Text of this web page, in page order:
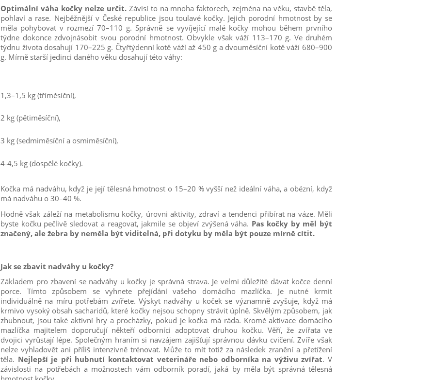
Optimální váha kočky nelze určit.Závisí to na mnoha faktorech, zejména na věku, stavbě těla,
pohlaví a rase. Nejběžnější v České republice jsou toulavé kočky. Jejich porodní hmotnost by se
měla pohybovat v rozmezí 70–110 g. Správně se vyvíjející malé kočky mohou během prvního
týdne dokonce zdvojnásobit svou porodní hmotnost. Obvykle však váží 113–170 g. Ve druhém
týdnu života dosahují 170–225 g. Čtyřtýdenní kotě váží až 450 g a dvouměsíční kotě váží 680–900
g. Mírně starší jedinci daného věku dosahují této váhy:
1,3–1,5 kg (tříměsíční),
2 kg (pětiměsíční),
3 kg (sedmiměsíční a osmiměsíční),
4-4,5 kg (dospělé kočky).
Kočka má nadváhu, když je její tělesná hmotnost o 15–20 % vyšší než ideální váha, a obézní, když
má nadváhu o 30–40 %.
Hodně však záleží na metabolismu kočky, úrovni aktivity, zdraví a tendenci přibírat na váze. Měli
byste kočku pečlivě sledovat a reagovat, jakmile se objeví zvýšená váha. Pas kočky by měl být
značený, ale žebra by neměla být viditelná, při dotyku by měla být pouze mírně cítit.
Jak se zbavit nadváhy u kočky?
Základem pro zbavení se nadváhy u kočky je správná strava. Je velmi důležité dávat kočce denní
porce. Tímto způsobem se vyhnete přejídání vašeho domácího mazlíčka. Je nutné krmit
individuálně na míru potřebám zvířete. Výskyt nadváhy u koček se významně zvyšuje, když má
krmivo vysoký obsah sacharidů, které kočky nejsou schopny strávit úplně. Skvělým způsobem, jak
zhubnout, jsou také aktivní hry a procházky, pokud je kočka má ráda. Kromě aktivace domácího
mazlíčka majitelem doporučují někteří odborníci adoptovat druhou kočku. Věří, že zvířata ve
dvojici vyrůstají lépe. Společným hraním si navzájem zajišťují správnou dávku cvičení. Zvíře však
nelze vyhladovět ani příliš intenzivně trénovat. Může to mít totiž za následek zranění a přetížení
těla. Nejlepší je při hubnutí kontaktovat veterináře nebo odborníka na výživu zvířat. V
závislosti na potřebách a možnostech vám odborník poradí, jaká by měla být správná tělesná